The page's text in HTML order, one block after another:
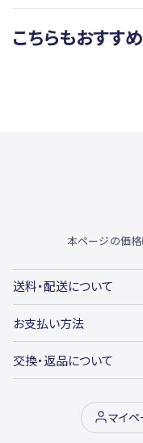
こちらもおすすめ
本ページの価格
送料・配送について
お支払い方法
交換・返品について
マイペ